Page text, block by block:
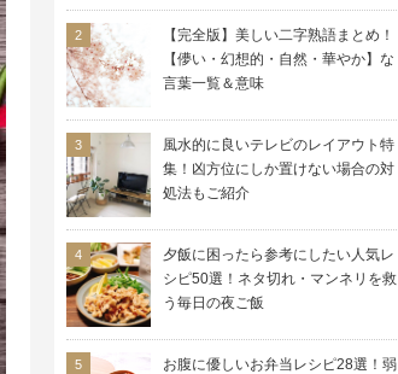
【完全版】美しい二字熟語まとめ！
【儚い・幻想的・自然・華やか】な
言葉一覧＆意味
風水的に良いテレビのレイアウト特
集！凶方位にしか置けない場合の対
処法もご紹介
夕飯に困ったら参考にしたい人気レ
シピ50選！ネタ切れ・マンネリを救
う毎日の夜ご飯
お腹に優しいお弁当レシピ28選！弱